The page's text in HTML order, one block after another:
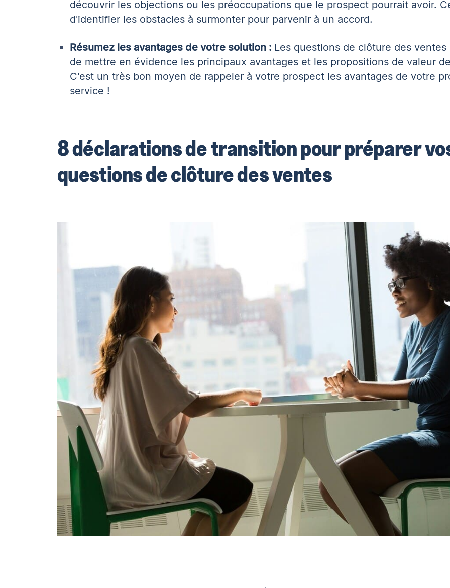
découvrir les objections ou les préoccupations que le prospect pourrait avoir.
d'identifier les obstacles à surmonter pour parvenir à un accord.
Résumez les avantages de votre solution : Les questions de clôture des
de mettre en évidence les principaux avantages et les propositions de valeur
C'est un très bon moyen de rappeler à votre prospect les avantages de votre
service !
8 déclarations de transition pour préparer
questions de clôture des ventes